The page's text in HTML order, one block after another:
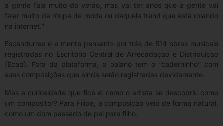
a gente fala muito do verão, mas vai ter anos que a gente vai
falar muito da roupa de moda ou daquela trend que está rolando
na internet.”
Escandurras é a mente pensante por trás de 514 obras musicais
registradas no Escritório Central de Arrecadação e Distribuição
(Ecad). Fora da plataforma, o baiano tem o “caderninho” com
suas composições que ainda serão registradas devidamente.
Mas a curiosidade que fica é: como o artista se descobriu como
um compositor? Para Filipe, a composição veio de forma natural,
como um dom passado de pai para filho.